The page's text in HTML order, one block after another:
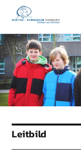
Goethe-
Leitbild